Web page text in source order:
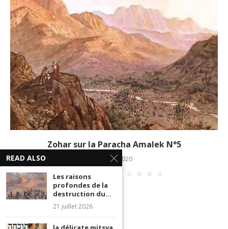
Zohar sur la Paracha Amalek N°5
9 mars 2020
READ ALSO
Les raisons
profondes de la
destruction du...
21 juillet 2026